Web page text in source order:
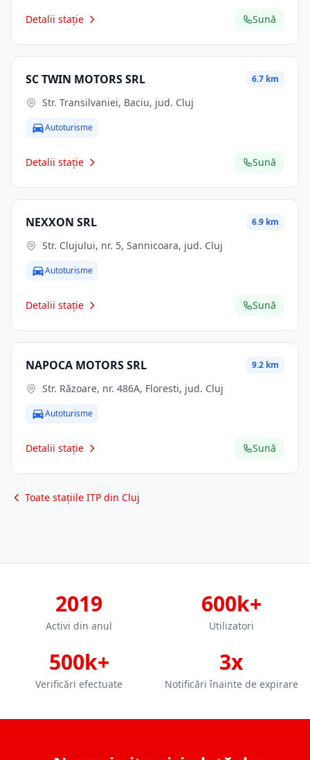
Detalii stație Sună
SC TWIN MOTORS SRL 6.7 km
Str. Transilvaniei, Baciu, jud. Cluj
Autoturisme
Detalii stație Sună
NEXXON SRL 6.9 km
Str. Clujului, nr. 5, Sannicoara, jud. Cluj
Autoturisme
Detalii stație Sună
NAPOCA MOTORS SRL 9.2 km
Str. Răzoare, nr. 486A, Floresti, jud. Cluj
Autoturisme
Detalii stație Sună
Toate stațiile ITP din Cluj
2019
Activi din anul
600k+
Utilizatori
500k+
Verificări efectuate
3x
Notificări înainte de expirare